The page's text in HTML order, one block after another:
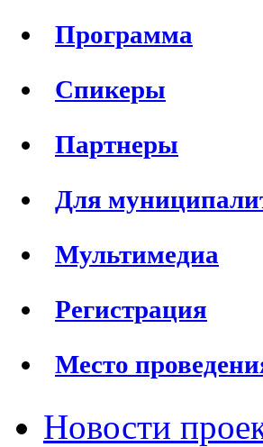
Программа
Спикеры
Партнеры
Для
Мультимедиа
Регистрация
Место
Новости